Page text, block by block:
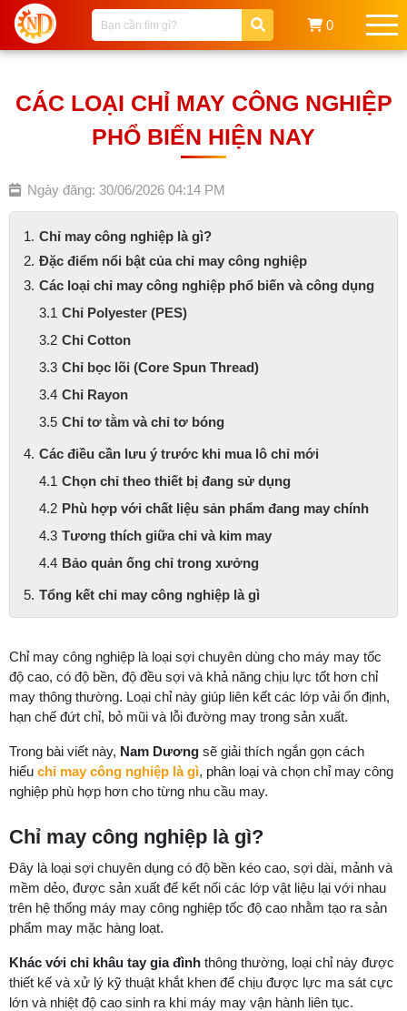
0
CÁC LOẠI CHỈ MAY CÔNG NGHIỆP
PHỔ BIẾN HIỆN NAY
Ngày đăng: 30/06/2026 04:14 PM
Chỉ may công nghiệp là gì?
Đặc điểm nổi bật của chỉ may công nghiệp
Các loại chỉ may công nghiệp phổ biến và công dụng
Chỉ Polyester (PES)
Chỉ Cotton
Chỉ bọc lõi (Core Spun Thread)
Chỉ Rayon
Chỉ tơ tằm và chỉ tơ bóng
Các điều cần lưu ý trước khi mua lô chỉ mới
Chọn chỉ theo thiết bị đang sử dụng
Phù hợp với chất liệu sản phẩm đang may chính
Tương thích giữa chỉ và kim may
Bảo quản ống chỉ trong xưởng
Tổng kết chỉ may công nghiệp là gì
Chỉ may công nghiệp là loại sợi chuyên dùng cho máy may tốc
độ cao, có độ bền, độ đều sợi và khả năng chịu lực tốt hơn chỉ
may thông thường. Loại chỉ này giúp liên kết các lớp vải ổn định,
hạn chế đứt chỉ, bỏ mũi và lỗi đường may trong sản xuất.
Trong bài viết này, Nam Dương sẽ giải thích ngắn gọn cách
hiểu chỉ may công nghiệp là gì, phân loại và chọn chỉ may công
nghiệp phù hợp hơn cho từng nhu cầu may.
Chỉ may công nghiệp là gì?
Đây là loại sợi chuyên dụng có độ bền kéo cao, sợi dài, mảnh và
mềm dẻo, được sản xuất để kết nối các lớp vật liệu lại với nhau
trên hệ thống máy may công nghiệp tốc độ cao nhằm tạo ra sản
phẩm may mặc hàng loạt.
Khác với chỉ khâu tay gia đình thông thường, loại chỉ này được
thiết kế và xử lý kỹ thuật khắt khen để chịu được lực ma sát cực
lớn và nhiệt độ cao sinh ra khi máy may vận hành liên tục.